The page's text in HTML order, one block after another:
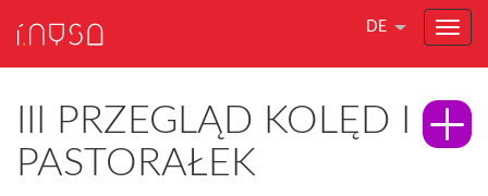
DE
III PRZEGLĄD KOLĘD I
PASTORAŁEK